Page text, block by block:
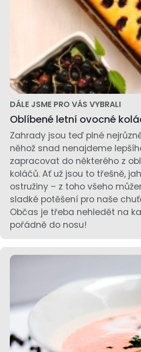
DÁLE JSME PRO VÁS VYBRALI
Oblíbené letní ovocné
Zahrady jsou teď plné
něhož snad nenajdeme
zapracovat do některého z
koláčů. Ať už jsou to třešně,
ostružiny – z toho všeho
sladké potěšení pro naše
Občas je třeba nehledět na
pořádně do nosu!